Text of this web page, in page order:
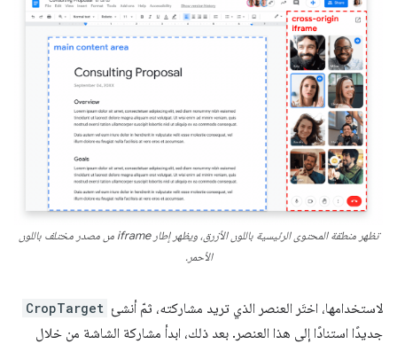
تظهر منطقة المحتوى الرئيسية باللون الأزرق، ويظهر إطار iframe من مصدر مختلف باللون
الأحمر.
لاستخدامها، اختَر العنصر الذي تريد مشاركته، ثمّ أنشئ CropTarget
جديدًا استنادًا إلى هذا العنصر. بعد ذلك، ابدأ مشاركة الشاشة من خلال